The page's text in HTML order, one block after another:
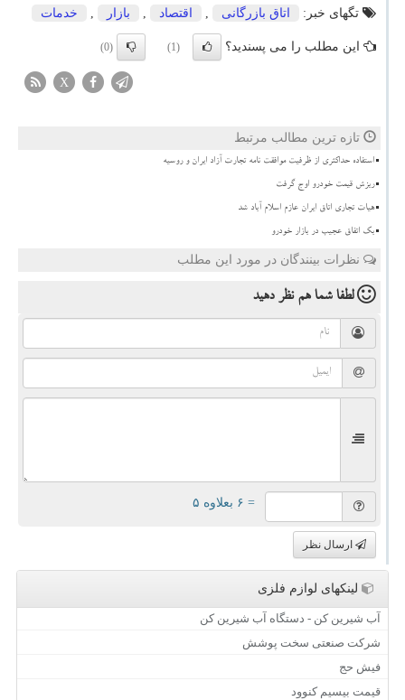
تگهای خبر:
اتاق بازرگانی , اقتصاد , بازار , خدمات
این مطلب را می پسندید؟ (1)
(0)
X
تازه ترین مطالب مرتبط
استفاده حداکثری از ظرفیت موافقت نامه تجارت آزاد ایران و روسیه
ریزش قیمت خودرو اوج گرفت
هیات تجاری اتاق ایران عازم اسلام آباد شد
بک اتفاق عجیب در بازار خودرو
نظرات بینندگان در مورد این مطلب
لطفا شما همنظر دهید
= ۶ بعلاوه ۵
ارسال نظر
لینکهای لوازم فلزی
آب شیرین کن - دستگاه آب شیرین کن
شرکت صنعتی سخت پوشش
فیش حج
قیمت بیسیم کنوود